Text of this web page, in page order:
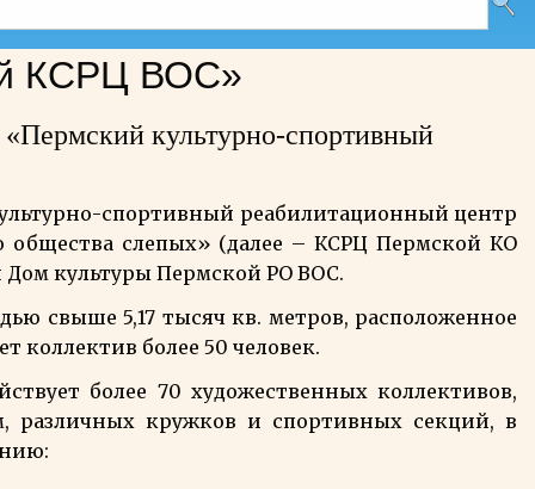
КСРЦ ВОС»
культурно-спортивный
спортивный реабилитационный центр
общества слепых» (далее – КСРЦ Пермской КО
Дом культуры Пермской РО ВОС.
свыше 5,17 тысяч кв. метров, расположенное
коллектив более 50 человек.
более 70 художественных коллективов,
различных кружков и спортивных секций, в